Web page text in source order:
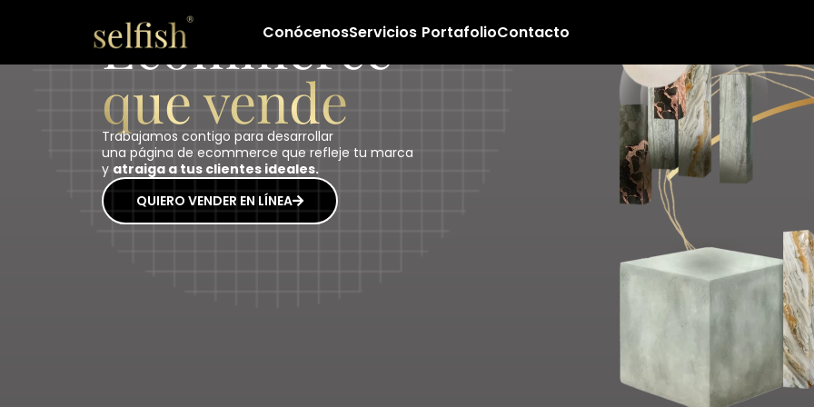
ConócenosServicios PortafolioContacto
Ecommerce
que vende
Trabajamos contigo para desarrollar
una página de ecommerce que refleje tu marca
y atraiga a tus clientes ideales.
QUIERO VENDER EN LÍNEA